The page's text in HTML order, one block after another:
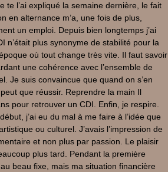
te l’ai expliqué la semaine dernière, le fait
en alternance m’a, une fois de plus,
un emploi. Depuis bien longtemps j’ai
n’était plus synonyme de stabilité pour la
où tout change très vite. Il faut savoir
une cohérence avec l’ensemble de
Je suis convaincue que quand on s’en
que réussir. Reprendre la main Il
pour retrouver un CDI. Enfin, je respire.
j’ai eu du mal à me faire à l’idée que
ou culturel. J’avais l’impression de
et non plus par passion. Le plaisir
plus tard. Pendant la première
beau fixe, mais ma situation financière